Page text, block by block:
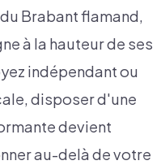
Brabant flamand,
à la hauteur de ses
indépendant ou
disposer d'une
devient
au-delà de votre